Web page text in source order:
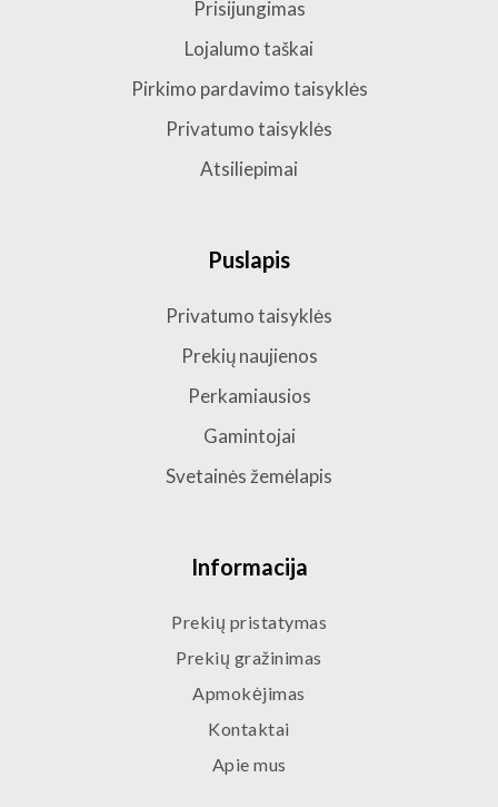
Informacija
Prekių pristatymas
Prekių gražinimas
Apmokėjimas
Kontaktai
Apie mus
Puslapis
Privatumo taisyklės
Prekių naujienos
Perkamiausios
Gamintojai
Svetainės žemėlapis
Prisijungimas
Lojalumo taškai
Pirkimo pardavimo taisyklės
Privatumo taisyklės
Atsiliepimai